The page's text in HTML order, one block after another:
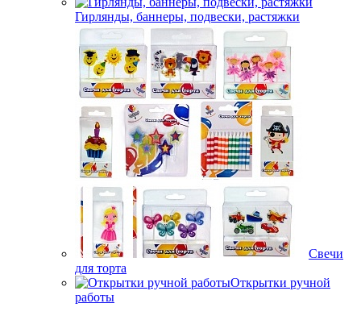
Гирлянды, баннеры, подвески, растяжки
Свечи
для торта
Открытки ручной
работы